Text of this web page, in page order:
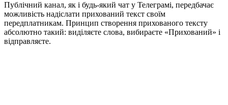
Публічний канал, як і будь-який чат у Телеграмі, передбачає
можливість надіслати прихований текст своїм
передплатникам. Принцип створення прихованого тексту
абсолютно такий: виділяєте слова, вибираєте «Прихований» і
відправляєте.